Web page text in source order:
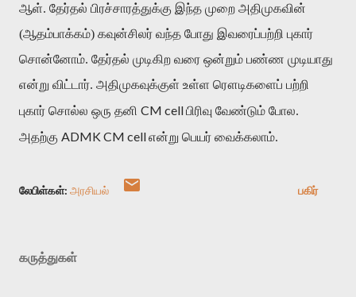
ஆள். தேர்தல் பிரச்சாரத்துக்கு இந்த முறை அதிமுகவின்
(ஆதம்பாக்கம்) கவுன்சிலர் வந்த போது இவரைப்பற்றி புகார்
சொன்னோம். தேர்தல் முடிகிற வரை ஒன்றும் பண்ண முடியாது
என்று விட்டார். அதிமுகவுக்குள் உள்ள ரௌடிகளைப் பற்றி
புகார் சொல்ல ஒரு தனி CM cellபிரிவு வேண்டும் போல.
அதற்கு ADMK CM cellஎன்று பெயர் வைக்கலாம்.
லேபிள்கள்: அர‌சிய‌ல் பகிர்
கருத்துகள்